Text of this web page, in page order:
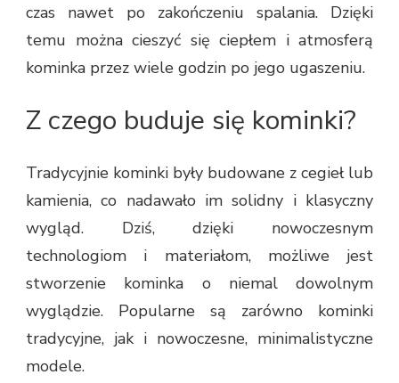
czas nawet po zakończeniu spalania. Dzięki
temu można cieszyć się ciepłem i atmosferą
kominka przez wiele godzin po jego ugaszeniu.
Z czego buduje się kominki?
Tradycyjnie kominki były budowane z cegieł lub
kamienia, co nadawało im solidny i klasyczny
wygląd. Dziś, dzięki nowoczesnym
technologiom i materiałom, możliwe jest
stworzenie kominka o niemal dowolnym
wyglądzie. Popularne są zarówno kominki
tradycyjne, jak i nowoczesne, minimalistyczne
modele.